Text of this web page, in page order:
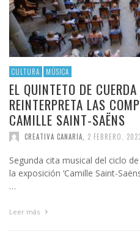
CULTURA MÚSICA
EL QUINTETO DE
REINTERPRETA LAS
CAMILLE SAINT-SAËNS
CREATIVA CANARIA 2 FEBRERO,
Segunda cita musical del ciclo
la exposición ‘Camille Saint-
…
Leer más